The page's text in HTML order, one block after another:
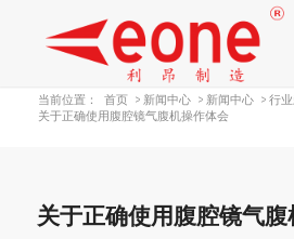
当前位置： 首页 > 新闻中心 > 新闻中心 > 行
关于正确使用腹腔镜气腹机操作体会
关于正确使用腹腔镜气